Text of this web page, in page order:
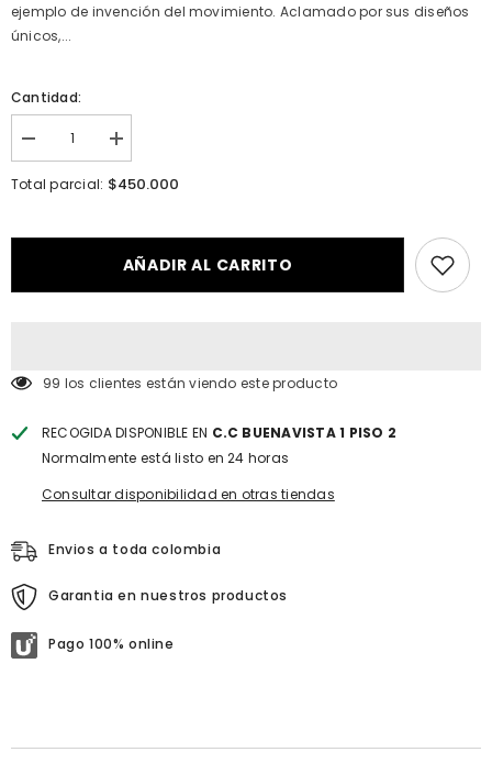
ejemplo de invención del movimiento. Aclamado por sus diseños
únicos,...
Cantidad:
Error:
Missing
interpolation
cantidad
I18n
Error:
Missing
&quot;Aumentar
cantidad
Total parcial: $450.000
AÑADIR AL CARRITO
38 los clientes están viendo este producto
RECOGIDA DISPONIBLE EN C.C BUENAVISTA 1 PISO 2
Normalmente está listo en 24 horas
Consultar disponibilidad en otras tiendas
Envios a toda colombia
Garantia en nuestros productos
Pago 100% online